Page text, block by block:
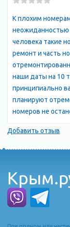
(+23ºС).
Камышевая бухта
Камышевая бухта
Температура
всегда выше
осадки в течение
280...400 мм/гг.
май.
История
В античные
Позже эта
С 988 городом
Святославич,
своей дружиной.
и его территория
Севастополь,
К плохим
неожиданностью
человека такие
ремонт и часть
наши даты на 10
принципиально
планируют
номеров не
Добавить отзыв